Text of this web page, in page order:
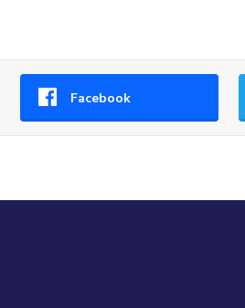
Facebook